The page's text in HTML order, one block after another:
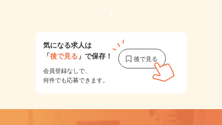
1
気になる求人は
「後で見る 」で保存！
会員登録なしで、
何件でも応募できます。